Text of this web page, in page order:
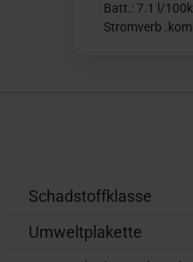
Batt.: 7.1 l/
Stromverb
Schadstoffklasse
Umweltplakette